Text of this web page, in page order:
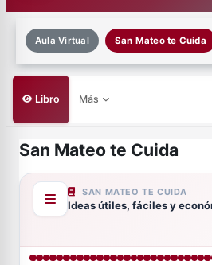
Aula Virtual San Mateo te Cuida
Libro Más
San Mateo te Cuida
Requisitos de finalización
SAN MATEO TE CUIDA